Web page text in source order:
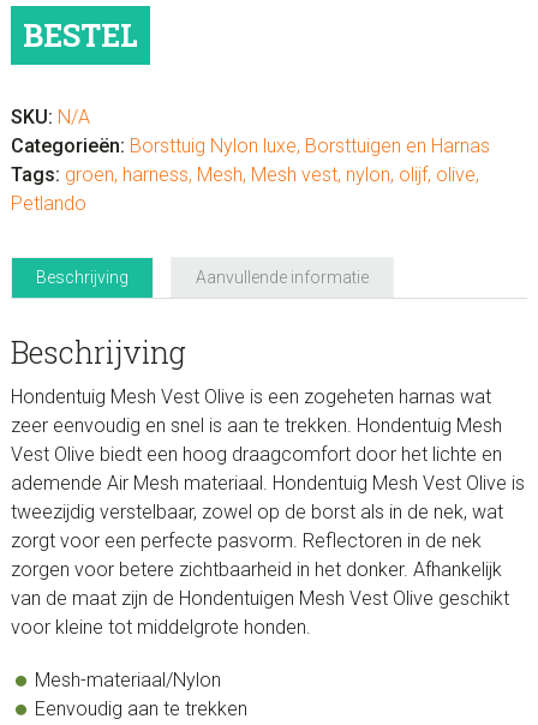
Olive
aantal
BESTEL
SKU: N/A
Categorieën: Borsttuig Nylon luxe, Borsttuigen en Harnas
Tags: groen, harness, Mesh, Mesh vest, nylon, olijf, olive,
Petlando
Beschrijving Aanvullende informatie
Beschrijving
Hondentuig Mesh Vest Olive is een zogeheten harnas wat
zeer eenvoudig en snel is aan te trekken. Hondentuig Mesh
Vest Olive biedt een hoog draagcomfort door het lichte en
ademende Air Mesh materiaal. Hondentuig Mesh Vest Olive is
tweezijdig verstelbaar, zowel op de borst als in de nek, wat
zorgt voor een perfecte pasvorm. Reflectoren in de nek
zorgen voor betere zichtbaarheid in het donker. Afhankelijk
van de maat zijn de Hondentuigen Mesh Vest Olive geschikt
voor kleine tot middelgrote honden.
Mesh-materiaal/Nylon
Eenvoudig aan te trekken